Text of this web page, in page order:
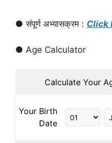
● संपूर्ण अभ्यासक्रम : Click
● Age Calculator
Calculate Your
Your Birth
Date